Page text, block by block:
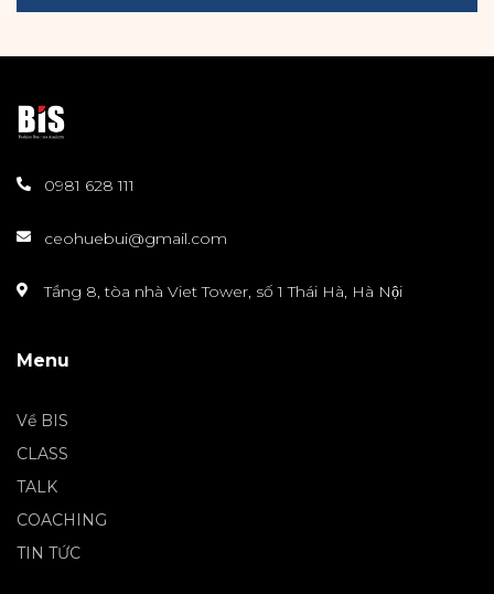
0981 628 111
ceohuebui@gmail.com
Tầng 8, tòa nhà Viet Tower, số 1 Thái Hà, Hà Nội
Menu
Về BIS
CLASS
TALK
COACHING
TIN TỨC